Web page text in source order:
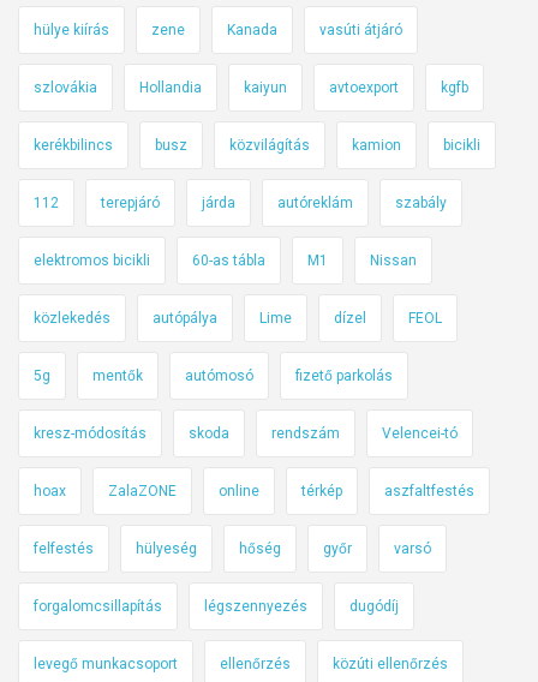
hülye kiírás zene Kanada vasúti átjáró
szlovákia Hollandia kaiyun avtoexport kgfb
kerékbilincs busz közvilágítás kamion bicikli
112 terepjáró járda autóreklám szabály
elektromos bicikli 60-as tábla M1 Nissan
közlekedés autópálya Lime dízel FEOL
5g mentők autómosó fizető parkolás
kresz-módosítás skoda rendszám Velencei-tó
hoax ZalaZONE online térkép aszfaltfestés
felfestés hülyeség hőség győr varsó
forgalomcsillapítás légszennyezés dugódíj
levegő munkacsoport ellenőrzés közúti ellenőrzés